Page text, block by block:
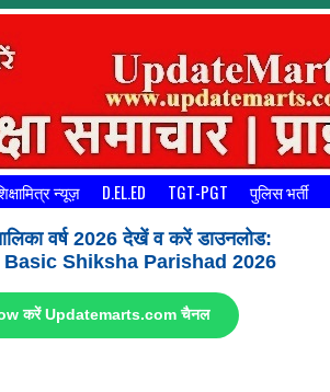
न्यूज़ D.EL.ED TGT-PGT पुलिस भर्ती
वर्ष 2026 देखें व करें डाउनलोड:
Shiksha Parishad 2026
करें Updatemarts.com चैनल